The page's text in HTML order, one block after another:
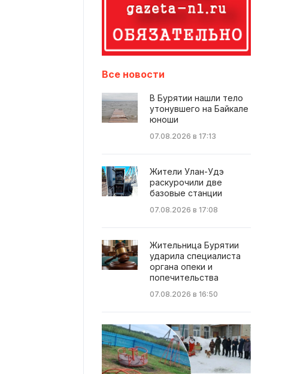
Все новости
В Бурятии нашли тело
утонувшего на Байкале
юноши
07.08.2026 в 17:13
Жители Улан-Удэ
раскурочили две
базовые станции
07.08.2026 в 17:08
Жительница Бурятии
ударила специалиста
органа опеки и
попечительства
07.08.2026 в 16:50